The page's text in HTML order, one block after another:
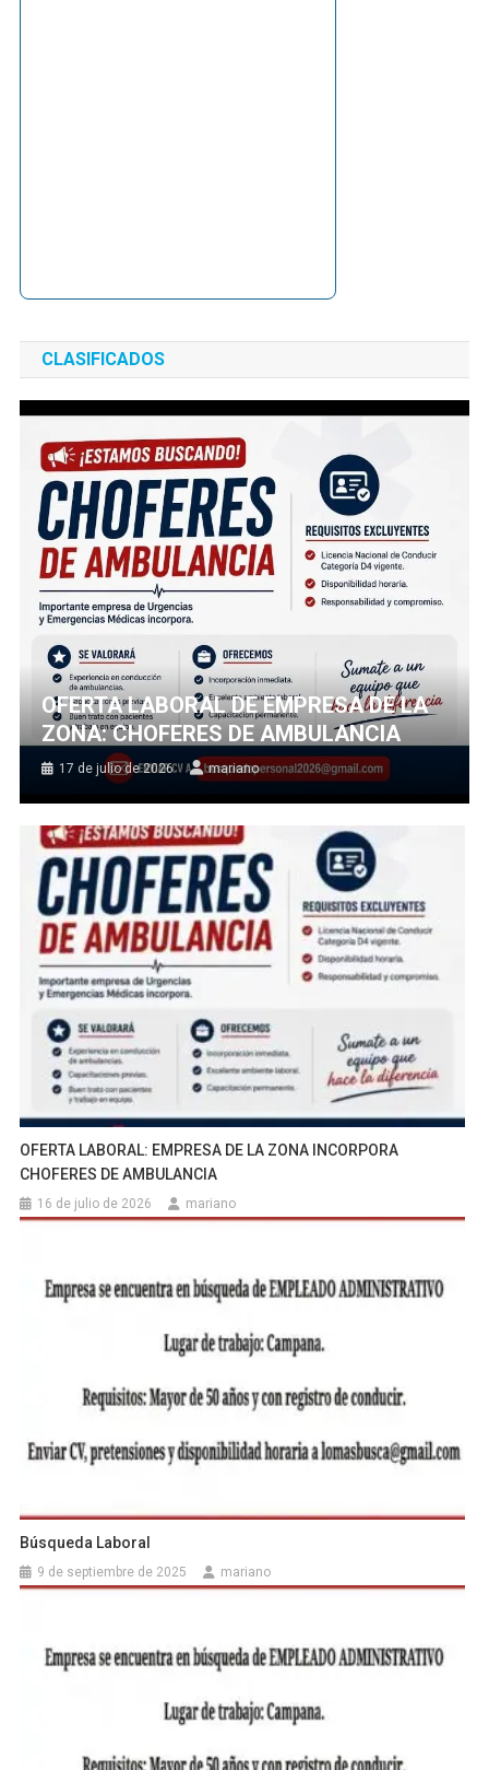
CLASIFICADOS
OFERTA LABORAL DE EMPRESA DE LA
ZONA: CHOFERES DE AMBULANCIA
17 de julio de 2026 mariano
OFERTA LABORAL: EMPRESA DE LA ZONA INCORPORA
CHOFERES DE AMBULANCIA
16 de julio de 2026 mariano
Búsqueda Laboral
9 de septiembre de 2025 mariano